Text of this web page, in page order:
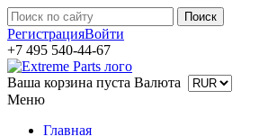
РегистрацияВойти
+7 495 540-44-67
Ваша корзина пуста Валюта
Меню
Главная